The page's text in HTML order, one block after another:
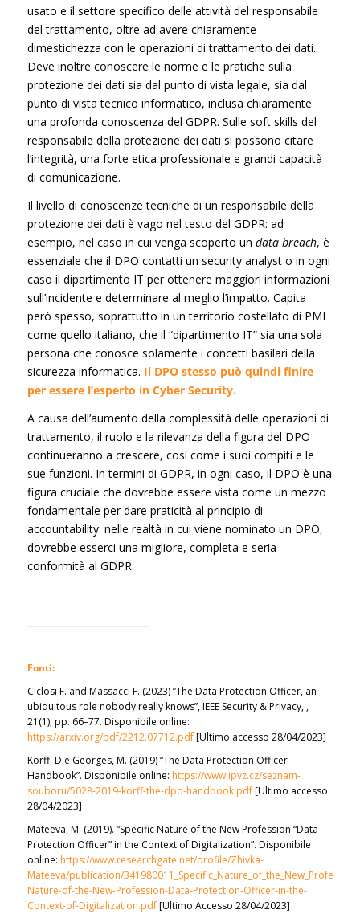
usato e il settore specifico delle attività del responsabile
del trattamento, oltre ad avere chiaramente
dimestichezza con le operazioni di trattamento dei dati.
Deve inoltre conoscere le norme e le pratiche sulla
protezione dei dati sia dal punto di vista legale, sia dal
punto di vista tecnico informatico, inclusa chiaramente
una profonda conoscenza del GDPR. Sulle soft skills del
responsabile della protezione dei dati si possono citare
l’integrità, una forte etica professionale e grandi capacità
di comunicazione.
Il livello di conoscenze tecniche di un responsabile della
protezione dei dati è vago nel testo del GDPR: ad
esempio, nel caso in cui venga scoperto un data breach, è
essenziale che il DPO contatti un security analyst o in ogni
caso il dipartimento IT per ottenere maggiori informazioni
sull’incidente e determinare al meglio l’impatto. Capita
però spesso, soprattutto in un territorio costellato di PMI
come quello italiano, che il “dipartimento IT” sia una sola
persona che conosce solamente i concetti basilari della
sicurezza informatica. Il DPO stesso può quindi finire
per essere l’esperto in Cyber Security.
A causa dell’aumento della complessità delle operazioni di
trattamento, il ruolo e la rilevanza della figura del DPO
continueranno a crescere, così come i suoi compiti e le
sue funzioni. In termini di GDPR, in ogni caso, il DPO è una
figura cruciale che dovrebbe essere vista come un mezzo
fondamentale per dare praticità al principio di
accountability: nelle realtà in cui viene nominato un DPO,
dovrebbe esserci una migliore, completa e seria
conformità al GDPR.
Fonti:
Ciclosi F. and Massacci F. (2023) ”The Data Protection Officer, an
ubiquitous role nobody really knows”, IEEE Security & Privacy, ,
21(1), pp. 66–77. Disponibile online:
https://arxiv.org/pdf/2212.07712.pdf[Ultimo accesso 28/04/2023]
Korff, D e Georges, M. (2019) “The Data Protection Officer
Handbook”. Disponibile online: https://www.ipvz.cz/seznam-
souboru/5028-2019-korff-the-dpo-handbook.pdf[Ultimo accesso
28/04/2023]
Mateeva, M. (2019). “Specific Nature of the New Profession “Data
Protection Officer” in the Context of Digitalization”. Disponibile
online: https://www.researchgate.net/profile/Zhivka-
Mateeva/publication/
Nature-of-the-New-Profession-Data-Protection-Officer-in-the-
Context-of-Digitalization.pdf[Ultimo Accesso 28/04/2023]